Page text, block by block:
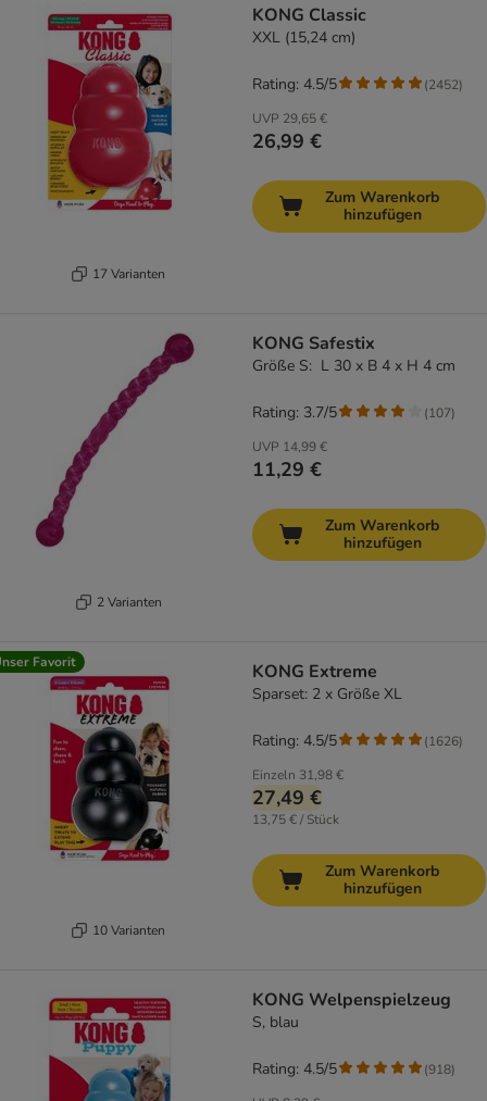
17 Varianten
KONG Classic
XXL (15,24 cm)
UVP 29,65 €
26,99 €
Rating: 4.5/5 (2452)
Zum Warenkorb
hinzufügen
2 Varianten
KONG Safestix
Größe S: L 30 x B 4 x H 4 cm
UVP 14,99 €
11,29 €
Rating: 3.7/5 (107)
Zum Warenkorb
hinzufügen
Favorit
10 Varianten
KONG Extreme
Sparset: 2 x Größe XL
Einzeln 31,98 €
27,49 €
13,75 € / Stück
Rating: 4.5/5 (1626)
Zum Warenkorb
hinzufügen
KONG Welpenspielzeug
S, blau
Rating: 4.5/5 (918)